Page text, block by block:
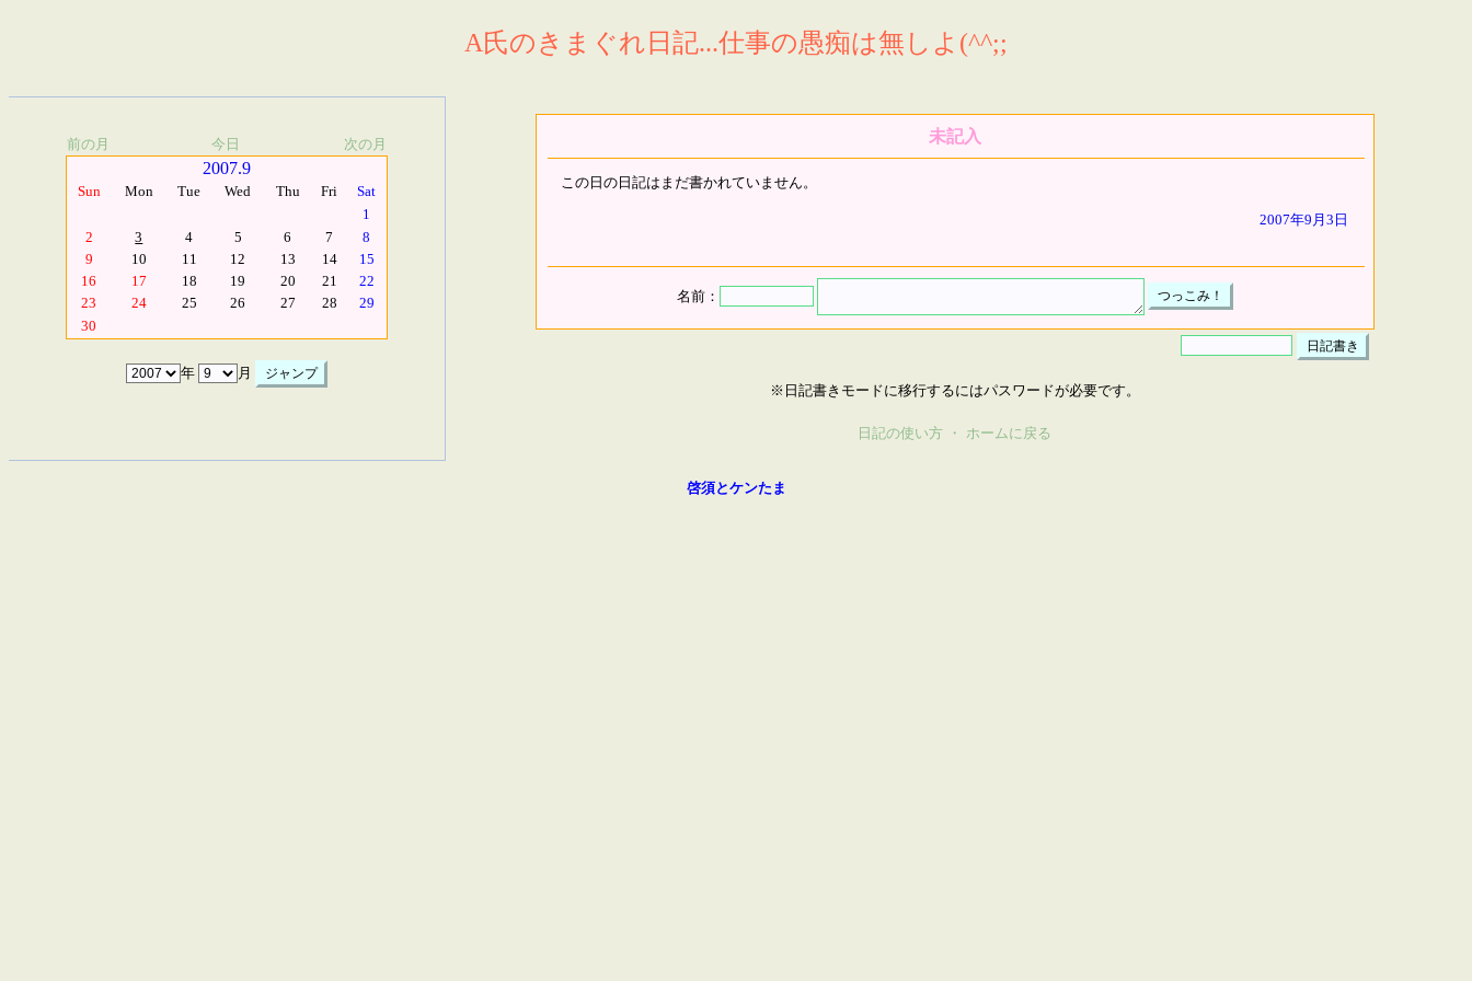
A氏のきまぐれ日記...仕事の愚痴は無しよ(^^;;
前の月 今日 次の月
2007.9
Sun Mon Tue Wed Thu Fri
Sat
1
2
3 4 5 6 7
8
9
10 11 12 13 14
15
16
17 18 19 20 21
22
23
24 25 26 27 28
29
30
年 月
未記入
この日の日記はまだ書かれていません。
2007年9月3日
名前：
※日記書きモードに移行するにはパスワードが必要です。
日記の使い方 ・ ホームに戻る
啓須とケンたま